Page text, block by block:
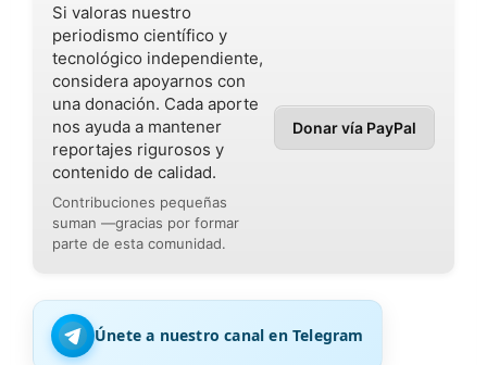
Si valoras nuestro
periodismo científico y
tecnológico independiente,
considera apoyarnos con
una donación. Cada aporte
nos ayuda a mantener
reportajes rigurosos y
contenido de calidad.
Contribuciones pequeñas
suman —gracias por formar
parte de esta comunidad.
Donar vía PayPal
Únete a nuestro canal en Telegram